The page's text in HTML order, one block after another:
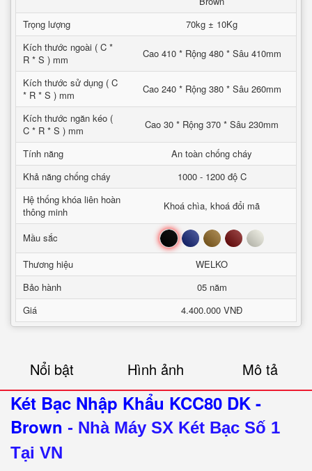
Trọng lượng
70kg ± 10Kg
Kích thước ngoài ( C *
R * S ) mm
Cao 410 * Rộng 480 * Sâu 410mm
Kích thước sử dụng ( C
* R * S ) mm
Cao 240 * Rộng 380 * Sâu 260mm
Kích thước ngăn kéo (
C * R * S ) mm
Cao 30 * Rộng 370 * Sâu 230mm
Tính năng
An toàn chống cháy
Khả năng chống cháy
1000 - 1200 độ C
Hệ thống khóa liên hoàn
thông minh
Khoá chìa, khoá đổi mã
Mầu sắc Đen Xanh Nâu Đỏ Trắng
Thương hiệu
WELKO
Bảo hành
05 năm
Giá
4.400.000 VNĐ
Nổi bật Hình ảnh Mô tả
Két Bạc Nhập Khẩu KCC80 DK -
Brown - Nhà Máy SX Két Bạc Số 1
Tại VN